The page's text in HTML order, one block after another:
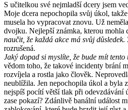
S učitelkou své nejmladší dcery jsem
Moje dcera nepochopila svůj úkol,
musela ho vypracovat znovu. Už
dvojku. Nejlepší známka, kterou mohla
naučit, že každá akce má svůj důsledek.
rozrušená.
Jaký dopad si myslíte, že bude mít
vědom toho, že takové incidenty brání
rozvíjela a rostla jako člověk.
neublížila. Jen nepochopila úkol a byla
nejspíš pocítí větší tlak při odevzdávání
zase pokazí? Zdánlivě banální událost